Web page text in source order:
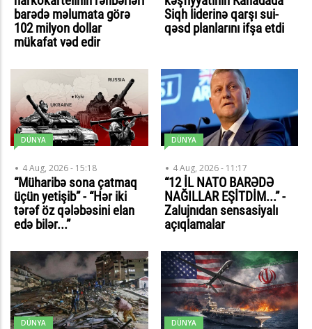
barədə məlumata görə
102 milyon dollar
mükafat vəd edir
Siqh liderinə qarşı sui-
qəsd planlarını ifşa etdi
DÜNYA
4 Aug, 2026 - 15:18
“Müharibə sona çatmaq
üçün yetişib” - “Hər iki
tərəf öz qələbəsini elan
edə bilər...”
DÜNYA
4 Aug, 2026 - 11:17
“12 İL NATO BARƏDƏ
NAĞILLAR EŞİTDİM...” -
Zalujnıdan sensasiyalı
açıqlamalar
DÜNYA DÜNYA